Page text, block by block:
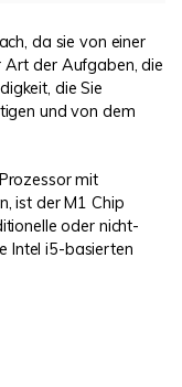
da sie von einer
Art der Aufgaben, die
die Sie
und von dem
mit
ist der M1 Chip
oder nicht-
Intel i5-basierten